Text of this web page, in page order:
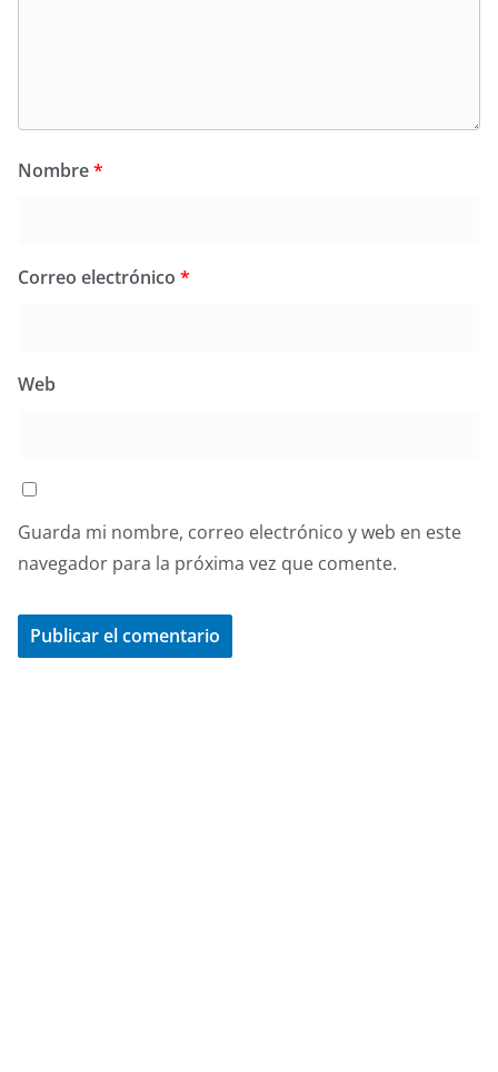
Nombre*
Correo electrónico *
Web
Guarda mi nombre, correo electrónico y web en este
navegador para la próxima vez que comente.